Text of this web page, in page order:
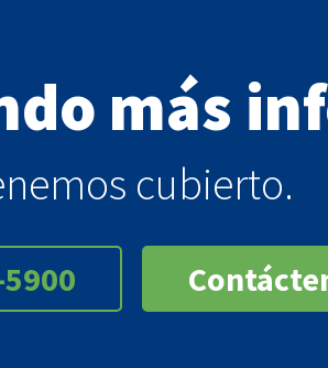
más
cubierto.